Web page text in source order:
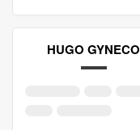
HUGO GYNECO